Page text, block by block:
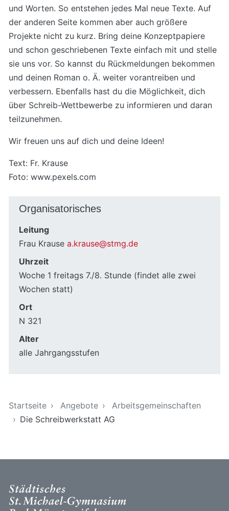
und Worten. So entstehen jedes Mal neue Texte. Auf
der anderen Seite kommen aber auch größere
Projekte nicht zu kurz. Bring deine Konzeptpapiere
und schon geschriebenen Texte einfach mit und stelle
sie uns vor. So kannst du Rückmeldungen bekommen
und deinen Roman o. Ä. weiter vorantreiben und
verbessern. Ebenfalls hast du die Möglichkeit, dich
über Schreib-Wettbewerbe zu informieren und daran
teilzunehmen.
Wir freuen uns auf dich und deine Ideen!
Text: Fr. Krause
Foto: www.pexels.com
Organisatorisches
Leitung
Frau Krause a.krause@stmg.de
Uhrzeit
Woche 1 freitags 7./8. Stunde (findet alle zwei
Wochen statt)
Ort
N 321
Alter
alle Jahrgangsstufen
Startseite
Angebote
Arbeitsgemeinschaften
Die Schreibwerkstatt AG